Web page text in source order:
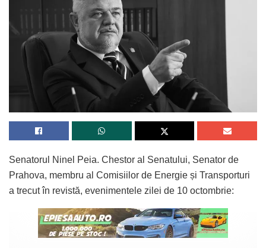
Senatorul Ninel Peia. Chestor al Senatului, Senator de
Prahova, membru al Comisiilor de Energie și Transporturi
a trecut în revistă, evenimentele zilei de 10 octombrie: